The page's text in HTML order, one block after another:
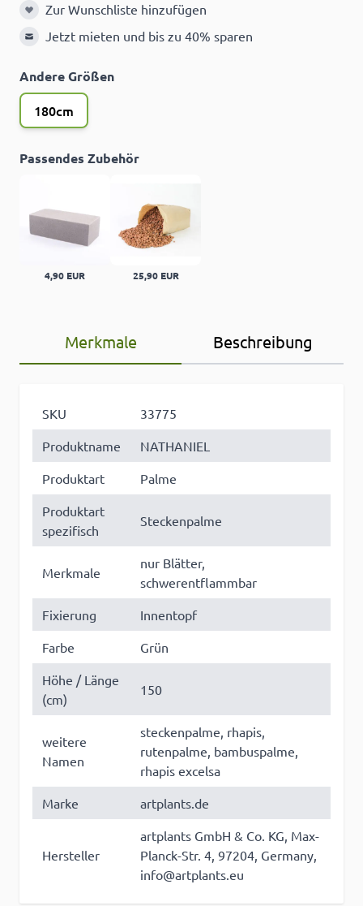
Zur Wunschliste hinzufügen
Zur Wunschliste hinzufügen
Jetzt mieten und bis zu 40% sparen
Andere Größen
180cm
Passendes Zubehör
4,90 EUR 25,90 EUR
Merkmale Beschreibung
SKU
33775
Produktname
NATHANIEL
Produktart
Palme
Produktart
spezifisch
Steckenpalme
Merkmale
nur Blätter,
schwerentflammbar
Fixierung
Innentopf
Farbe
Grün
Höhe / Länge
(cm)
150
weitere
Namen
steckenpalme, rhapis,
rutenpalme, bambuspalme,
rhapis excelsa
Marke
artplants.de
Hersteller
artplants GmbH & Co. KG, Max-
Planck-Str. 4, 97204, Germany,
info@artplants.eu